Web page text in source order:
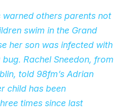
warned others parents not
swim in the Grand
her son was infected with
Rachel Sneedon, from
told 98fm’s Adrian
child has been
times since last